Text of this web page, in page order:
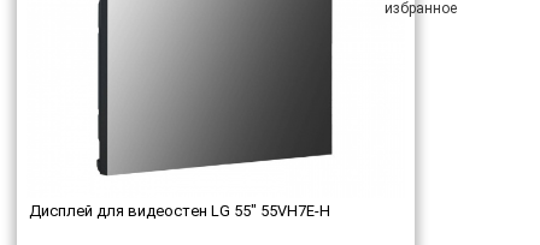
Дисплей для видеостен LG 55" 55VH7E-H